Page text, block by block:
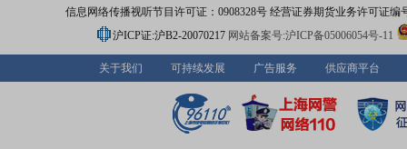
信息网络传播视听节目许可证：0908328号 经营证券期货业务许可证编
沪ICP证:沪B2-20070217 网站备案号:沪ICP备05006054号-11
关于我们 可持续发展 广告服务 供应商平台